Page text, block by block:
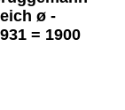
ø -
= 1900